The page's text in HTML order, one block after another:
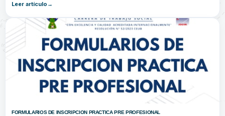
Leer artículo
FORMULARIOS DE INSCRIPCION PRACTICA PRE PROFESIONAL